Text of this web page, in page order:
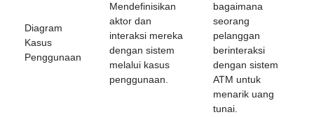
Diagram
Kasus
Penggunaan
Mendefinisikan
aktor dan
interaksi mereka
dengan sistem
melalui kasus
penggunaan.
bagaimana
seorang
pelanggan
berinteraksi
dengan sistem
ATM untuk
menarik uang
tunai.